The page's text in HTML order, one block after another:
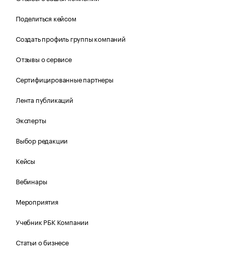
Поделиться кейсом
Создать профиль группы компаний
Отзывы о сервисе
Сертифицированные партнеры
Лента публикаций
Эксперты
Выбор редакции
Кейсы
Вебинары
Мероприятия
Учебник РБК Компании
Статьи о бизнесе